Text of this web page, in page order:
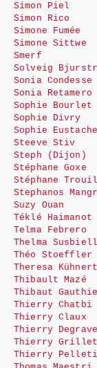
Simon Piel
Simon Rico
Simone Fumée
Simone Sittwe
Smerf
Solveig
Sonia Condesse
Sonia Retamero
Sophie Bourlet
Sophie Divry
Sophie Eustache
Steeve Stiv
Steph (Dijon)
Stéphane Goxe
Stéphane
Stephanos
Suzy Ouan
Téklé Haimanot
Telma Febrero
Thelma
Théo Stoeffler
Theresa Kühnert
Thibault Mazé
Thibaut
Thierry Chatbi
Thierry Claux
Thierry Degrave
Thierry Grillet
Thierry